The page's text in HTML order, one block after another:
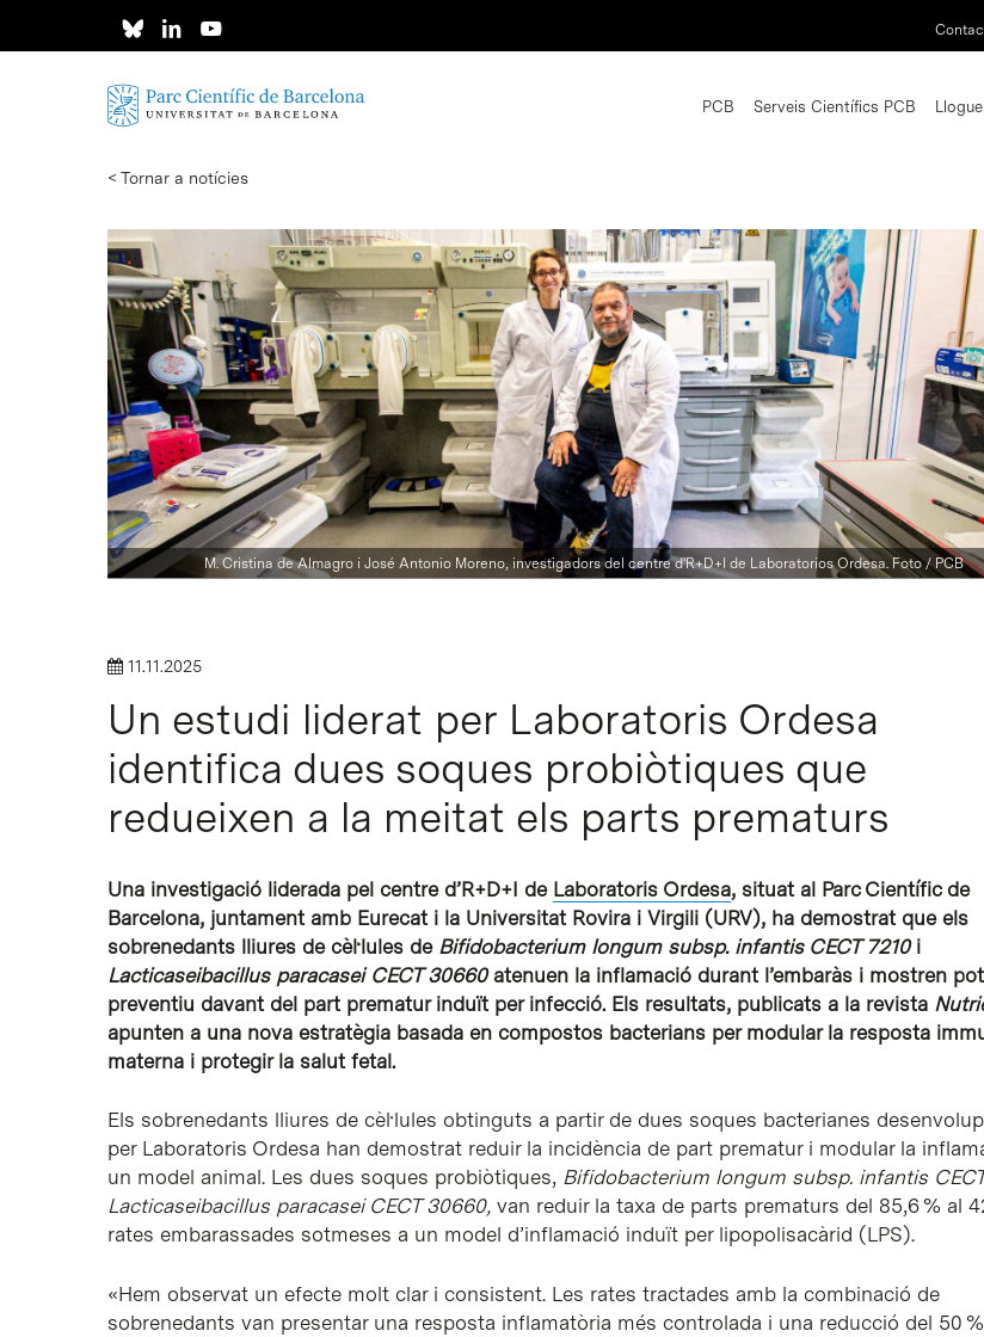
PCB Serveis Científics PCB
< Tornar a notícies
M. Cristina de Almagro i José Antonio Moreno, investigadors del centre d'R+D+I de Laboratorios Ordesa. Foto / PCB
11.11.2025
Un estudi liderat per Laboratoris Ordesa
identifica dues soques probiòtiques que
redueixen a la meitat els parts prematurs
Una investigació liderada pel centre d’R+D+I de Laboratoris Ordesa, situat al Parc Científic de
Barcelona, juntament amb Eurecat i la Universitat Rovira i Virgili (URV), ha demostrat que els
sobrenedants lliures de cèl·lules de Bifidobacterium longum subsp. infantis CECT 7210i
Lacticaseibacillus paracasei CECT 30660atenuen la inflamació durant l’embaràs i mostren
preventiu davant del part prematur induït per infecció. Els resultats, publicats a la revista
apunten a una nova estratègia basada en compostos bacterians per modular la resposta
materna i protegir la salut fetal.
Els sobrenedants lliures de cèl·lules obtinguts a partir de dues soques bacterianes
per Laboratoris Ordesa han demostrat reduir la incidència de part prematur i modular la
un model animal. Les dues soques probiòtiques, Bifidobacterium longum subsp. infantis
Lacticaseibacillus paracasei CECT 30660, van reduir la taxa de parts prematurs del 85,6 % al
rates embarassades sotmeses a un model d’inflamació induït per lipopolisacàrid (LPS).
«Hem observat un efecte molt clar i consistent. Les rates tractades amb la combinació de
sobrenedants van presentar una resposta inflamatòria més controlada i una reducció del 50